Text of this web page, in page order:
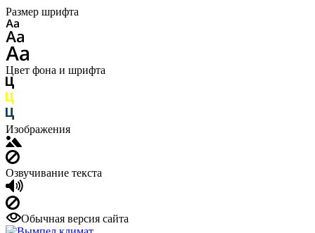
Размер шрифта
Цвет фона и шрифта
Изображения
Озвучивание текста
Обычная версия сайта